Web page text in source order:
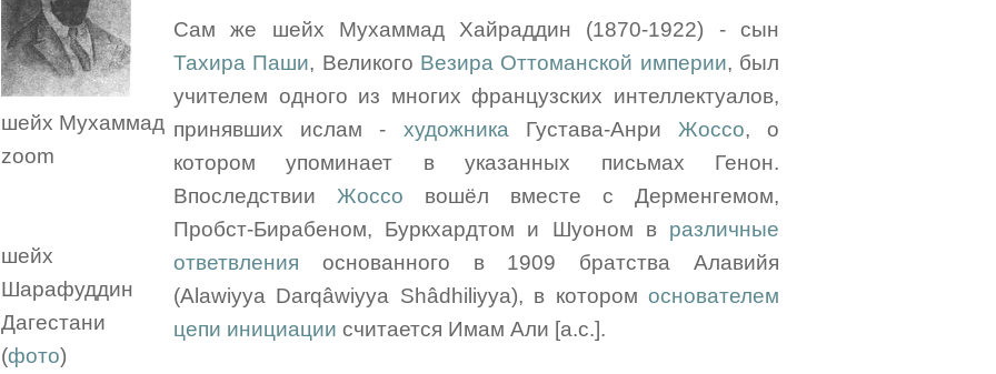
шейх Мухаммад
zoom
шейх
Шарафуддин
Дагестани
(фото)
Сам же шейх Мухаммад Хайраддин (1870-1922) - сын
Тахира Паши, Великого Везира Оттоманской империи, был
учителем одного из многих французских интеллектуалов,
принявших ислам - художника Густава-Анри Жоссо, о
котором упоминает в указанных письмах Генон.
Впоследствии Жоссо вошёл вместе с Дерменгемом,
Пробст-Бирабеном, Буркхардтом и Шуоном в различные
ответвления основанного в 1909 братства Алавийя
(Alawiyya Darqâwiyya Shâdhiliyya), в котором основателем
цепи инициации считается Имам Али [а.с.].